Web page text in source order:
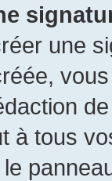
une
à tous